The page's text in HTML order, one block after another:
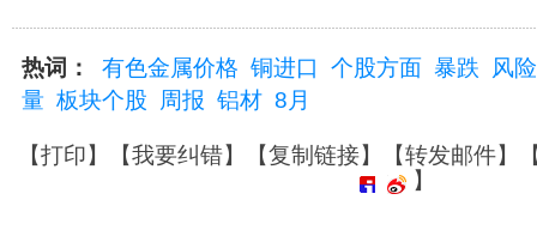
热词： 有色金属价格 铜进口 个股方面 暴跌
风
量 板块个股 周报 铝材 8月
【打印】【我要纠错】【复制链接】【转发邮件】
】